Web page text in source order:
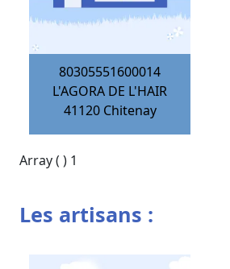
80305551600014
L'AGORA DE L'HAIR
41120 Chitenay
Array ( ) 1
Les artisans :